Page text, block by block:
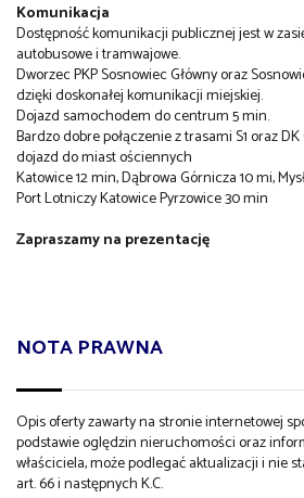
Komunikacja
Dostępność komunikacji publicznej jest w
autobusowe i tramwajowe.
Dworzec PKP Sosnowiec Główny oraz
dzięki doskonałej komunikacji miejskiej.
Dojazd samochodem do centrum 5 min.
Bardzo dobre połączenie z trasami S1 oraz
dojazd do miast ościennych
Katowice 12 min, Dąbrowa Górnicza 10 mi,
Port Lotniczy Katowice Pyrzowice 30 min
Zapraszamy na prezentację
NOTA PRAWNA
Opis oferty zawarty na stronie internetowej
podstawie oględzin nieruchomości oraz
właściciela, może podlegać aktualizacji i nie
art. 66 i następnych K.C.